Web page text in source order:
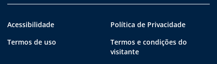
Acessibilidade
Política de Privacidade
Termos de uso
Termos e condições do
visitante